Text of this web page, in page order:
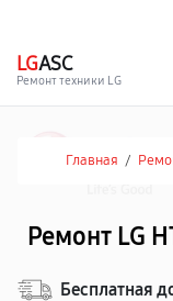
LGASC
Ремонт техники LG
Главная /
Ремонт LG
Бесплатная